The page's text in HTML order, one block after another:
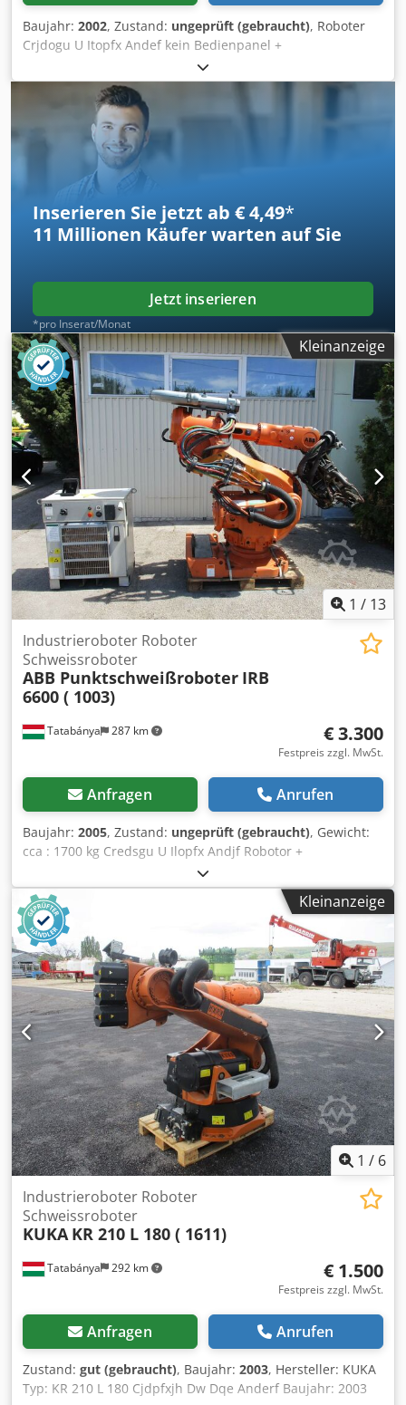
Baujahr: 2002, Zustand: ungeprüft (gebraucht), Roboter
Crjdogu U Itopfx Andef kein Bedienpanel +
Verbindungsleitungen Gebrauchter, nicht geprüfter
Roboter Kein Tech-Pendant. Nicht getestet.
Inserieren Sie jetzt ab € 4,49*
11 Millionen Käufer warten auf Sie
Jetzt inserieren
*pro Inserat/Monat
Kleinanzeige
1 / 13
Tatabánya 287 km
Industrieroboter Roboter
Schweissroboter
ABB Punktschweißroboter IRB
6600 ( 1003)
€ 3.300
Festpreis zzgl. MwSt.
Anfragen Anrufen
Baujahr: 2005, Zustand: ungeprüft (gebraucht), Gewicht:
cca : 1700 kg Credsgu U Ilopfx Andjf Robotor +
Schaltschrank + kein Bedienpanel + Verbindungsleitungen
Gebrauchter, nicht geprüfter Roboter mit der Steuerung
und den Kabeln. Kein Tech-Pendant. Nicht getestet.Kleinanzeige
1 / 6
Tatabánya 292 km
Industrieroboter Roboter
Schweissroboter
KUKA KR 210 L 180 ( 1611)
€ 1.500
Festpreis zzgl. MwSt.
Anfragen Anrufen
Zustand: gut (gebraucht), Baujahr: 2003, Hersteller: KUKA
Typ: KR 210 L 180 Cjdpfxjh Dw Dqe Anderf Baujahr: 2003